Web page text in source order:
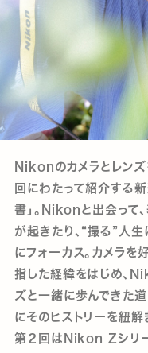
Nikonのカメラとレン
回にわたって紹介す
書」。Nikonと出会って
が起きたり、“撮る”人
にフォーカス。カメラを
指した経緯をはじめ、
ズと一緒に歩んできた
にそのヒストリーを紐解
第２回はNikon Zシリー